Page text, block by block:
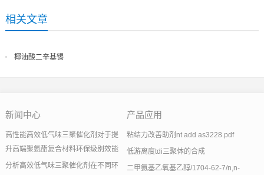
相关文章
椰油酸二辛基锡
新闻中心
高性能高效低气味三聚催化剂对于提
升高端聚氨酯复合材料环保级别效能
分析高效低气味三聚催化剂在不同环
产品应用
粘结力改善助剂nt add as3228.pdf
低游离度tdi三聚体的合成
二甲氨基乙氧基乙醇/1704-62-7/n,n-